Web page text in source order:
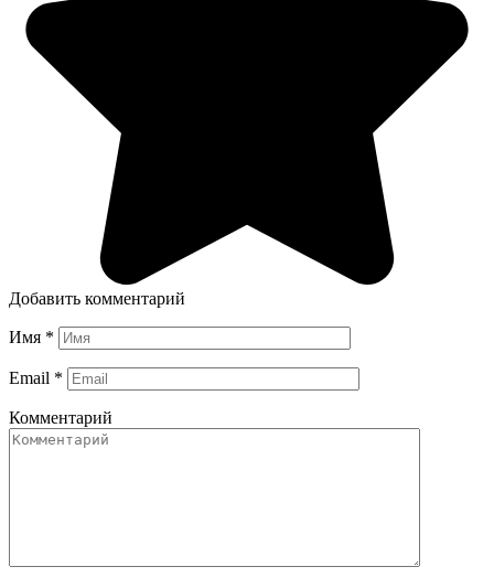
Добавить комментарий
Имя *
Email *
Комментарий